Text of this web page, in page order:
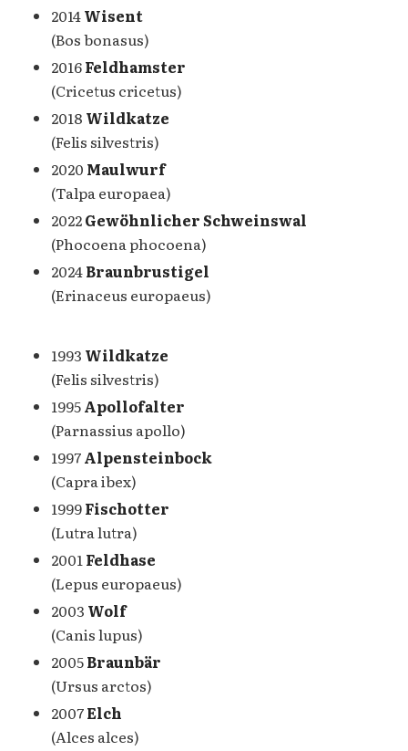
2014Wisent
(Bos bonasus)
2016Feldhamster
(Cricetus cricetus)
2018 Wildkatze
(Felis silvestris)
2020 Maulwurf
(Talpa europaea)
2022Gewöhnlicher Schweinswal
(Phocoena phocoena)
2024Braunbrustigel
(Erinaceus europaeus)
1993 Wildkatze
(Felis silvestris)
1995Apollofalter
(Parnassius apollo)
1997Alpensteinbock
(Capra ibex)
1999Fischotter
(Lutra lutra)
2001Feldhase
(Lepus europaeus)
2003 Wolf
(Canis lupus)
2005Braunbär
(Ursus arctos)
2007Elch
(Alces alces)